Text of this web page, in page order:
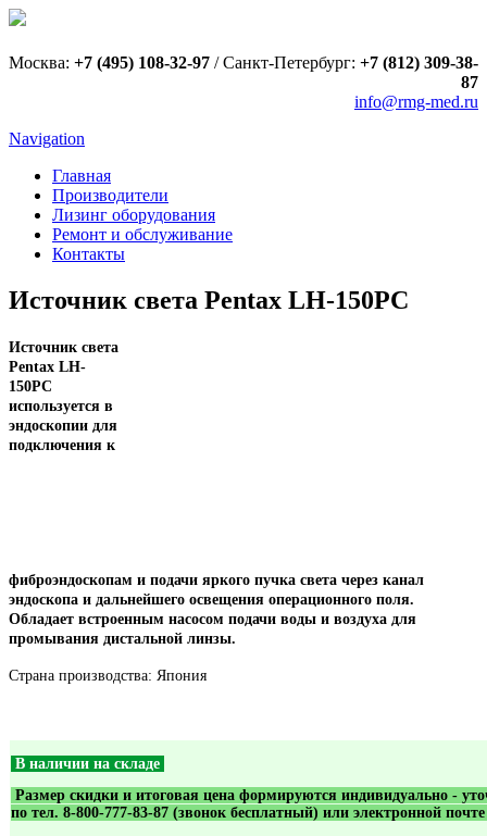
Москва: +7 (495) 108-32-97 / Санкт-Петербург: +7 (812) 309-38-
87
info@rmg-med.ru
Navigation
Главная
Производители
Лизинг оборудования
Ремонт и обслуживание
Контакты
Источник света Pentax LH-150PC
Источник света
Pentax LH-
150PC
используется в
эндоскопии для
подключения к
фиброэндоскопам и подачи яркого пучка света через канал
эндоскопа и дальнейшего освещения операционного поля.
Обладает встроенным насосом подачи воды и воздуха для
промывания дистальной линзы.
Страна производства: Япония
В наличии на складе
Размер скидки и итоговая цена формируются индивидуально -
по тел. 8-800-777-83-87 (звонок бесплатный) или электронной